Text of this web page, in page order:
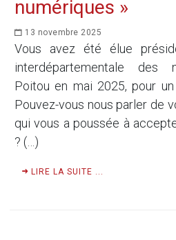
numériques »
13 novembre 2025
Vous avez été élue
interdépartementale des
Poitou en mai 2025, pour
Pouvez-vous nous parler de
qui vous a poussée à
? (…)
LIRE LA SUITE ...